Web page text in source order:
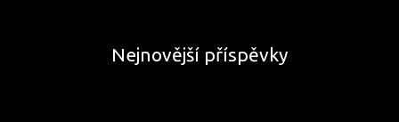
Nejnovější příspěvky